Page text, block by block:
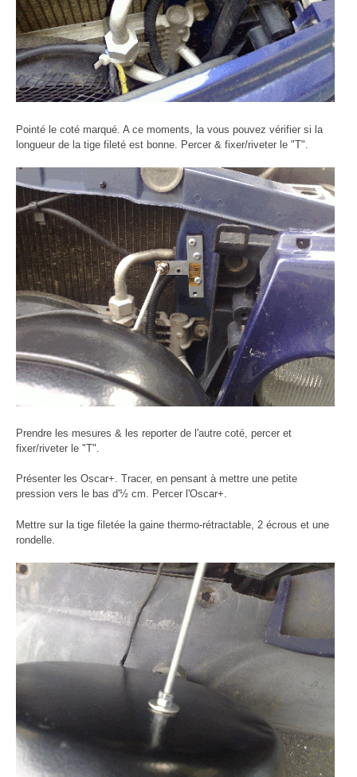
Pointé le coté marqué. A ce moments, la vous pouvez vérifier si la
longueur de la tige fileté est bonne. Percer & fixer/riveter le "T".
Prendre les mesures & les reporter de l'autre coté, percer et
fixer/riveter le "T".
Présenter les Oscar+. Tracer, en pensant à mettre une petite
pression vers le bas d'½ cm. Percer l'Oscar+.
Mettre sur la tige filetée la gaine thermo-rétractable, 2 écrous et une
rondelle.